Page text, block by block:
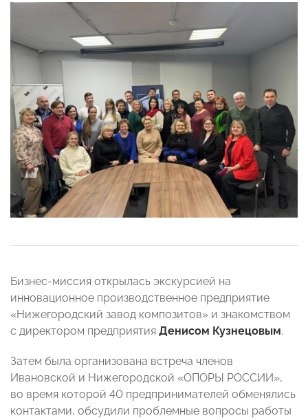
Бизнес-миссия открылась экскурсией на
инновационное производственное предприятие
«Нижегородский завод композитов» и знакомством
с директором предприятия Денисом Кузнецовым.
Затем была организована встреча членов
Ивановской и Нижегородской «ОПОРЫ РОССИИ»,
во время которой 40 предпринимателей обменялись
контактами, обсудили проблемные вопросы работы